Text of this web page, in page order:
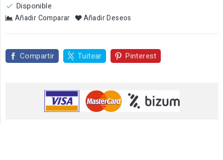
 Disponible
Añadir Comparar Añadir Deseos
Compartir Tuitear Pinterest